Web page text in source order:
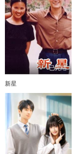
已完结
新星